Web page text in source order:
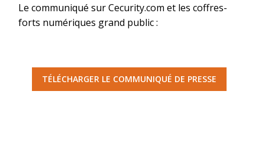
Le communiqué sur Cecurity.com et les coffres-
forts numériques grand public :
TÉLÉCHARGER LE COMMUNIQUÉ DE PRESSE